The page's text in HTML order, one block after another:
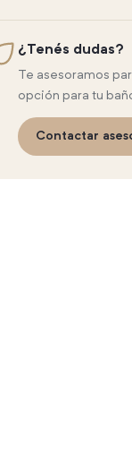
¿Tenés dudas?
Te asesoramos
opción para tu
Contactar